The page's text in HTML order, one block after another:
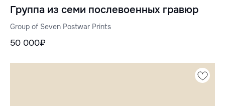
Группа из семи послевоенных гравюр
Group of Seven Postwar Prints
50 000₽